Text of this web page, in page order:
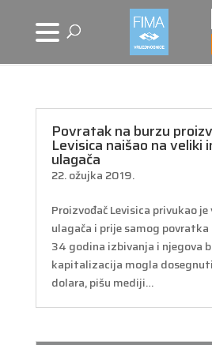
Povratak na burzu
Levisica naišao na veliki
ulagača
22. ožujka 2019.
Proizvođač Levisica privukao
ulagača i prije samog povratka
34 godina izbivanja i njegova
kapitalizacija mogla
dolara, pišu mediji…